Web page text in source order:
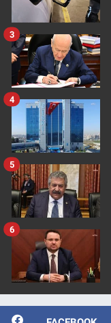
3
4
5
6